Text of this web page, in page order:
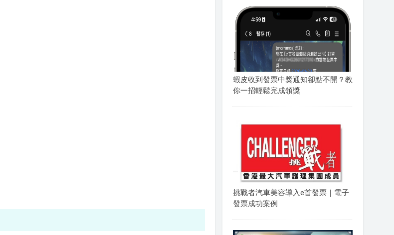
蝦皮收到發票中獎通知卻點不開？教
你一招輕鬆完成領獎
挑戰者汽車美容導入e首發票｜電子
發票成功案例